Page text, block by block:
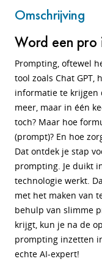
Omschrijving
Word een pro
Prompting, oftewel
tool zoals Chat
informatie te krijgen
meer, maar in één
toch? Maar hoe
(prompt)? En hoe
Dat ontdek je stap
prompting. Je duikt
technologie werkt.
met het maken van
behulp van slimme
krijgt, kun je na de
prompting inzetten
echte AI-expert!